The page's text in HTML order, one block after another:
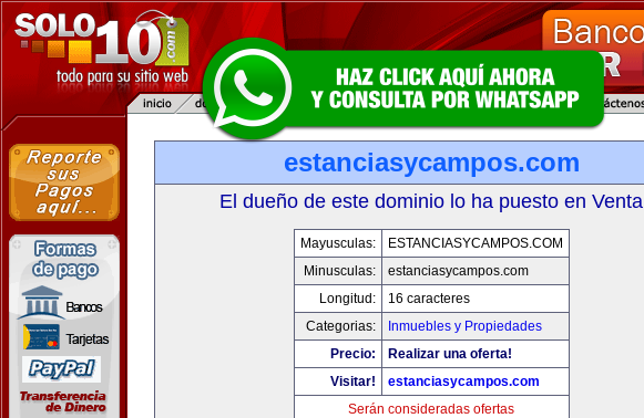
estanciasycampos.com
El dueño de este dominio lo ha puesto en Venta
Mayusculas:
ESTANCIASYCAMPOS.COM
Minusculas:
estanciasycampos.com
Longitud:
16 caracteres
Categorias:
Inmuebles y Propiedades
Precio:
Realizar una oferta!
Visitar!
estanciasycampos.com
Serán consideradas ofertas